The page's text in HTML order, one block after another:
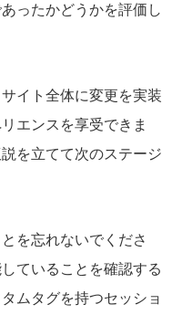
ったかどうかを評価し
イト全体に変更を実装
エンスを享受できま
を立てて次のステージ
を忘れないでくださ
ていることを確認する
ムタグを持つセッショ